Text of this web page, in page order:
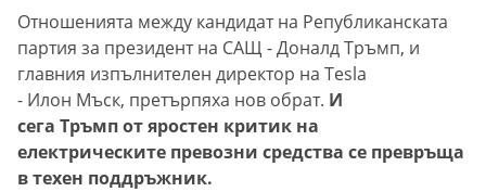
Отношенията между кандидат на Републиканската
партия за президент на САЩ - Доналд Тръмп, и
главния изпълнителен директор на Tesla
- Илон Мъск, претърпяха нов обрат. И
сега Тръмп от яростен критик на
електрическите превозни средства се превръща
в техен поддръжник.